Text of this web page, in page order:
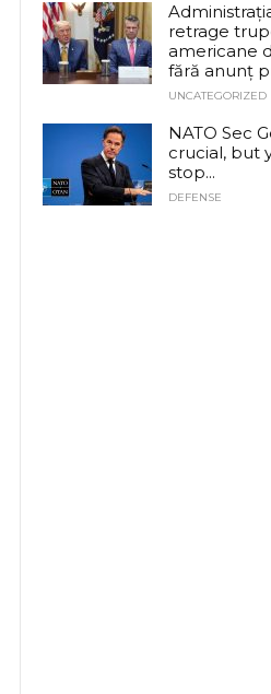
retrage
americane
fără anunț
UNCATEGORIZED
NATO Sec
crucial, but
stop...
DEFENSE